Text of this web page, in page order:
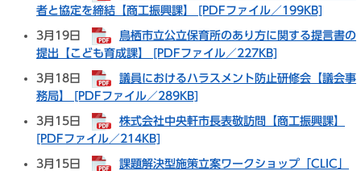
者と協定を締結【商工振興課】 [PDFファイル／199KB]
3月19日
鳥栖市立公立保育所のあり方に関する提言書の
提出【こども育成課】 [PDFファイル／227KB]
3月18日
議員におけるハラスメント防止研修会【議会事
務局】 [PDFファイル／289KB]
3月15日
株式会社中央軒市長表敬訪問【商工振興課】
[PDFファイル／214KB]
3月15日
課題解決型施策立案ワークショップ「CLIC」